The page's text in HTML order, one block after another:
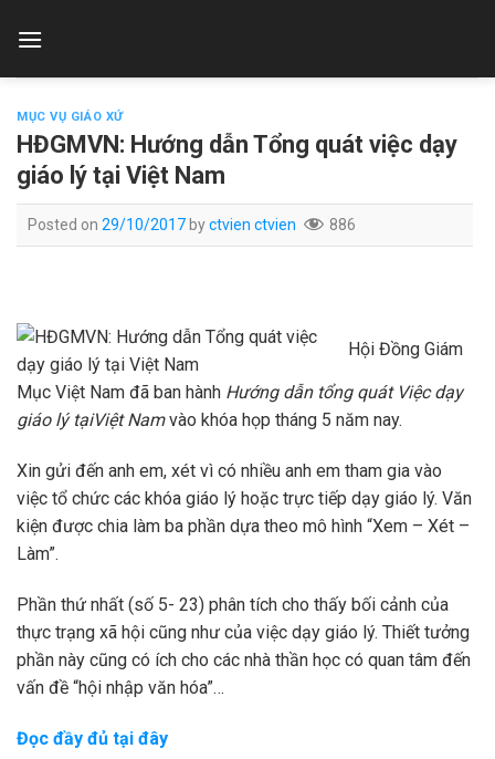
MỤC VỤ GIÁO XỨ
HĐGMVN: Hướng dẫn Tổng quát việc dạy
giáo lý tại Việt Nam
Posted on 29/10/2017byctvien ctvien 886
Hội Đồng Giám
Mục Việt Nam đã ban hành Hướng dẫn tổng quát Việc dạy
giáo lý tạiViệt Namvào khóa họp tháng 5 năm nay.
Xin gửi đến anh em, xét vì có nhiều anh em tham gia vào
việc tổ chức các khóa giáo lý hoặc trực tiếp dạy giáo lý. Văn
kiện được chia làm ba phần dựa theo mô hình “Xem – Xét –
Làm”.
Phần thứ nhất (số 5- 23) phân tích cho thấy bối cảnh của
thực trạng xã hội cũng như của việc dạy giáo lý. Thiết tưởng
phần này cũng có ích cho các nhà thần học có quan tâm đến
vấn đề “hội nhập văn hóa”…
Đọc đầy đủ tại đây